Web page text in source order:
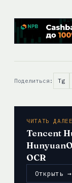
Поделиться: Tg
ЧИТАТЬ ДАЛЕЕ
Tencent
OCR
Открыть →